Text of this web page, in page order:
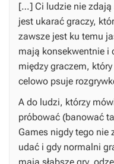
[…] Ci ludzie nie zdają
jest ukarać graczy,
zawsze jest ku temu
mają konsekwentnie i
między graczem,
celowo psuje
A do ludzi, którzy
próbować (banować
Games nigdy tego nie
udać i gdy normalni